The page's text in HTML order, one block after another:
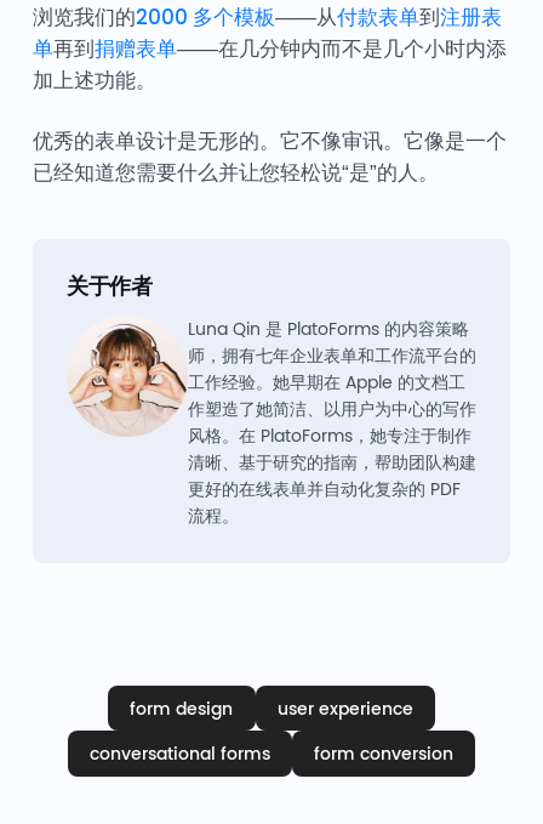
浏览我们的2000 多个模板——从付款表单到注册表
单再到捐赠表单——在几分钟内而不是几个小时内添
加上述功能。
优秀的表单设计是无形的。它不像审讯。它像是一个
已经知道您需要什么并让您轻松说“是”的人。
关于作者
Luna Qin 是 PlatoForms 的内容策略
师，拥有七年企业表单和工作流平台的
工作经验。她早期在 Apple 的文档工
作塑造了她简洁、以用户为中心的写作
风格。在 PlatoForms，她专注于制作
清晰、基于研究的指南，帮助团队构建
更好的在线表单并自动化复杂的 PDF
流程。
form design
user experience
conversational forms
form conversion